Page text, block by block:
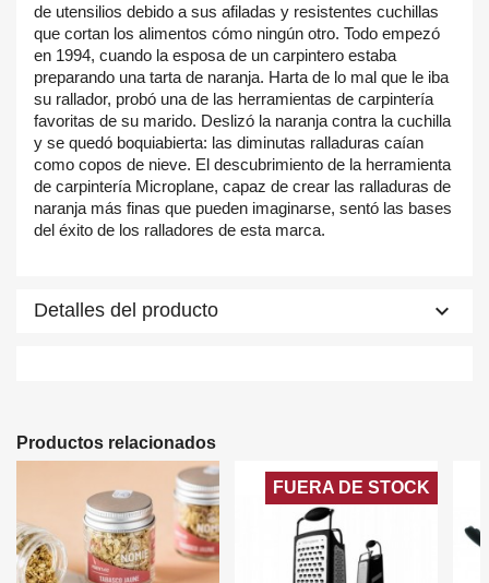
de utensilios debido a sus afiladas y resistentes cuchillas
que cortan los alimentos cómo ningún otro. Todo empezó
en 1994, cuando la esposa de un carpintero estaba
preparando una tarta de naranja. Harta de lo mal que le iba
su rallador, probó una de las herramientas de carpintería
favoritas de su marido. Deslizó la naranja contra la cuchilla
y se quedó boquiabierta: las diminutas ralladuras caían
como copos de nieve. El descubrimiento de la herramienta
de carpintería Microplane, capaz de crear las ralladuras de
naranja más finas que pueden imaginarse, sentó las bases
del éxito de los ralladores de esta marca.
Detalles del producto keyboard_arrow_down
Productos relacionados
FUERA DE STOCK